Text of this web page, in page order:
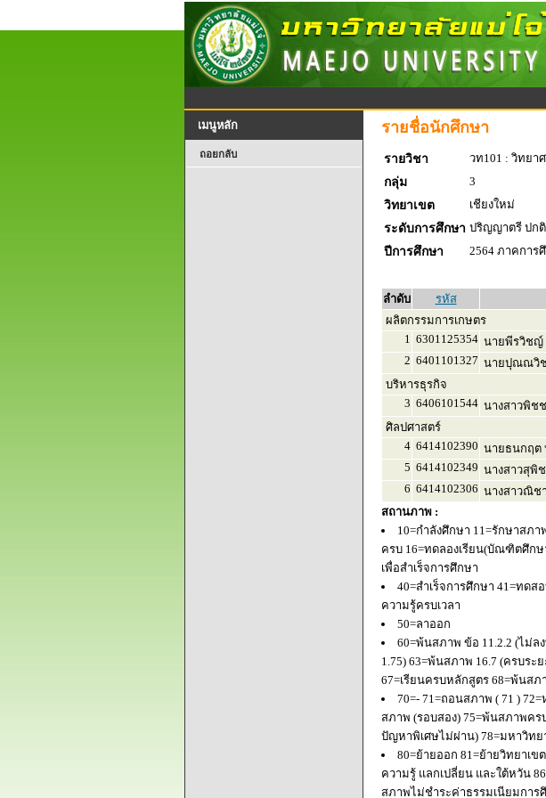
เมนูหลัก
ถอยกลับ
รายชื่อนักศึกษา
รายวิชา
วท101 : วิทยา
กลุ่ม
3
วิทยาเขต
เชียงใหม่
ระดับการศึกษา ปริญญาตรี ปกติ
ปีการศึกษา
2564 ภาคการ
ลำดับ
รหัส
ผลิตกรรมการเกษตร
1 6301125354 นายพีรวิชญ์
2 6401101327 นายปุณณวิช
บริหารธุรกิจ
3 6406101544 นางสาวพิช
ศิลปศาสตร์
4 6414102390 นายธนกฤต
5 6414102349 นางสาวสุพิ
6 6414102306 นางสาวณิช
สถานภาพ :
10=กำลังศึกษา 11=รักษาสภ
ครบ 16=ทดลองเรียน(บัณฑิตศึกษ
เพื่อสำเร็จการศึกษา
40=สำเร็จการศึกษา 41=ทดส
ความรู้ครบเวลา
50=ลาออก
60=พ้นสภาพ ข้อ 11.2.2 (ไม่ล
1.75) 63=พ้นสภาพ 16.7 (ครบร
67=เรียนครบหลักสูตร 68=พ้นส
70=- 71=ถอนสภาพ ( 71 )
สภาพ (รอบสอง) 75=พ้นสภาพค
ปัญหาพิเศษไม่ผ่าน) 78=มหาวิท
80=ย้ายออก 81=ย้ายวิทยาเ
ความรู้ แลกเปลี่ยน และใต้หวัน
สภาพไม่ชำระค่าธรรมเนียมการ